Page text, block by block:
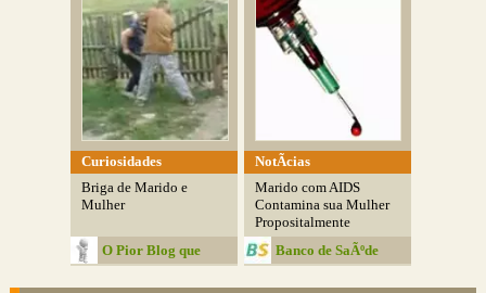
Curiosidades
Briga de Marido e
Mulher
O Pior Blog que
NotÃ­cias
Marido com AIDS
Contamina sua Mulher
Propositalmente
Banco de SaÃºde